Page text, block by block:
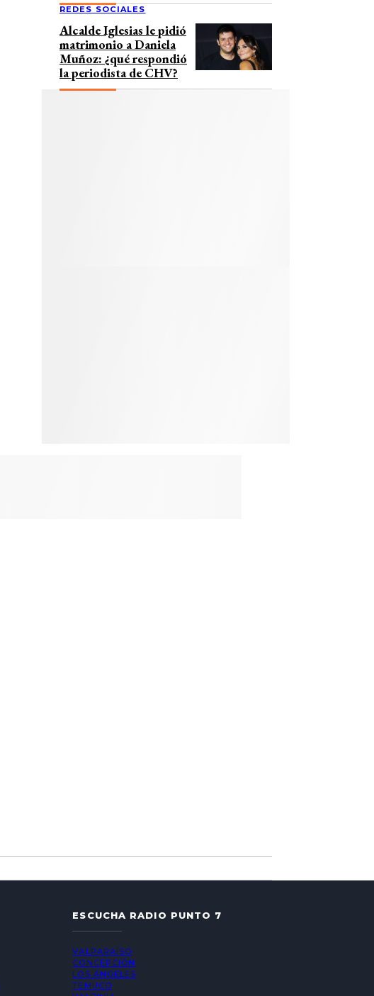
REDES SOCIALES
Alcalde Iglesias le pidió
matrimonio a Daniela
Muñoz: ¿qué respondió
la periodista de CHV?
ESCUCHA RADIO PUNTO 7
VALPARAÍSO
CONCEPCIÓN
LOS ÁNGELES
TEMUCO